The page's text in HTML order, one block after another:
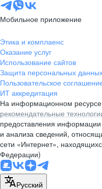
Мобильное приложение
Этика и комплаенс
Оказание услуг
Использование сайтов
Защита персональных
Пользовательское
ИТ аккредитация
На информационном
рекомендательные
предоставления
и анализа сведений,
сети «Интернет»,
Федерации)
Русский